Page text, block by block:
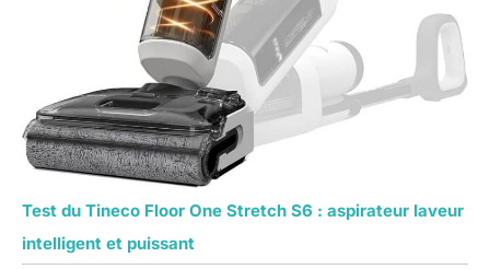
Test du Tineco Floor One Stretch S6 : aspirateur laveur
intelligent et puissant